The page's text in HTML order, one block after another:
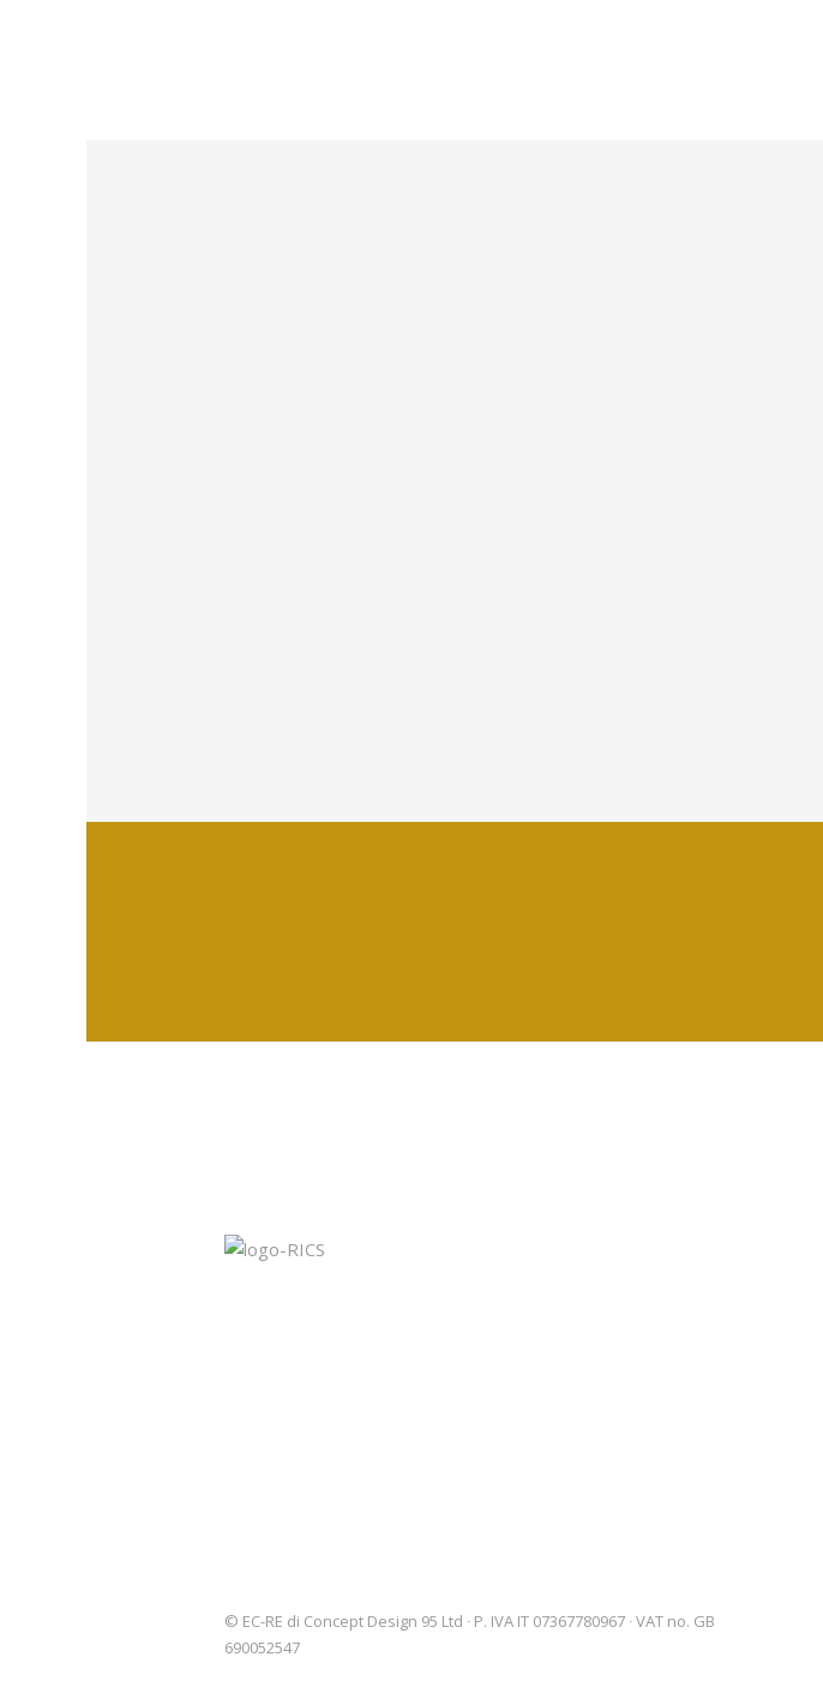
© EC-RE di Concept Design 95 Ltd ∙ P. IVA IT 07367780967 ∙ VAT no. GB
690052547